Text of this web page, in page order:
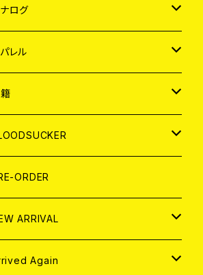
ログ
レル
ZINE
集 (PHOTOBOOK)
ログ
レル
ORDER
ARRIVAL
Again